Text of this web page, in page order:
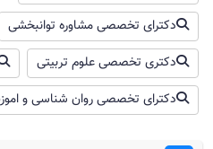
دکترای تخصصی مشاوره توانبخشی
دکتری تخصصی علوم تربیتی
دکترای تخصصی روان شناسی و